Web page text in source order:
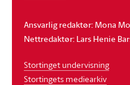
Ansvarlig redaktør: Mona
Nettredaktør: Lars Henie
Stortinget undervisning
Stortingets mediearkiv